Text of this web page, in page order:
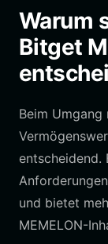
Warum
Bitget
Beim
entscheidend.
und bietet
MEMELON-